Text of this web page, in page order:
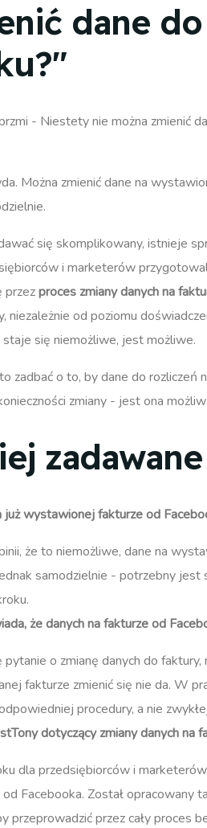
dane
- Niestety nie można zmienić
Można zmienić dane na
się skomplikowany, istnieje
i marketerów
przezproces zmiany danych na
niezależnie od poziomu
staje się niemożliwe, jest możliwe.
zadbać o to, by dane do rozliczeń
zmiany - jest ona
już wystawionej fakturze od
że to niemożliwe, dane na
samodzielnie - potrzebny
że danych na fakturze od
o zmianę danych do faktury,
fakturze zmienić się nie da. W
procedury, a nie
dotyczący zmiany danych na
dla przedsiębiorców i
Facebooka. Został opracowany
przeprowadzić przez cały proces